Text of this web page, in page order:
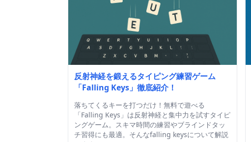
反射神経を鍛えるタイピング練習ゲーム
「Falling Keys」徹底紹介！
落ちてくるキーを打つだけ！無料で遊べる
「Falling Keys」は反射神経と集中力を試すタイピ
ングゲーム。スキマ時間の練習やブラインドタッ
チ習得にも最適。そんなfalling keysについて解説